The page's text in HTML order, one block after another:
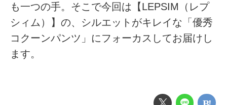
も一つの手。そこで今回は【LEPSIM（レプ
シィム）】の、シルエットがキレイな「優秀
コクーンパンツ」にフォーカスしてお届けし
ます。